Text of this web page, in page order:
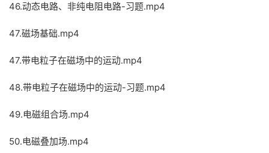
46.动态电路、非纯电阻电路-习题.mp4
47.磁场基础.mp4
47.带电粒子在磁场中的运动.mp4
48.带电粒子在磁场中的运动-习题.mp4
49.电磁组合场.mp4
50.电磁叠加场.mp4